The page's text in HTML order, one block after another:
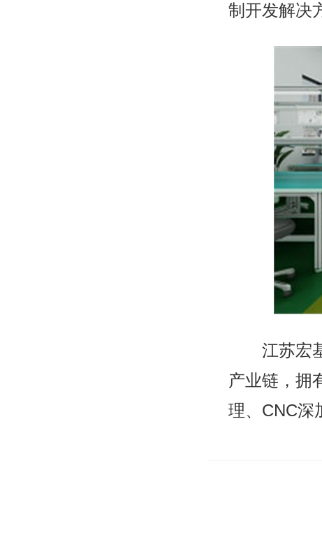
制开发解决
江苏宏
产业链，拥
理、CNC深